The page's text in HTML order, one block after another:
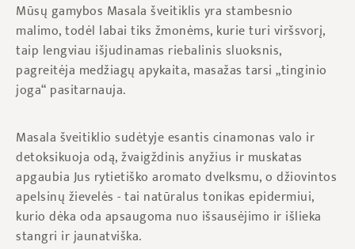
Mūsų gamybos Masala šveitiklis yra stambesnio
malimo, todėl labai tiks žmonėms, kurie turi viršsvorį,
taip lengviau išjudinamas riebalinis sluoksnis,
pagreitėja medžiagų apykaita, masažas tarsi „tinginio
joga“ pasitarnauja.
Masala šveitiklio sudėtyje esantis cinamonas valo ir
detoksikuoja odą, žvaigždinis anyžius ir muskatas
apgaubia Jus rytietiško aromato dvelksmu, o džiovintos
apelsinų žievelės - tai natūralus tonikas epidermiui,
kurio dėka oda apsaugoma nuo išsausėjimo ir išlieka
stangri ir jaunatviška.